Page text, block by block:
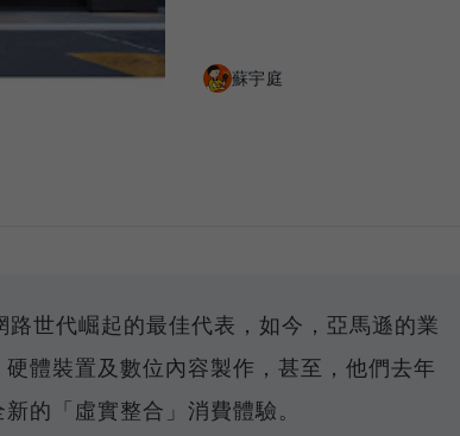
蘇宇庭
世代崛起的最佳代表，如今，亞馬遜的業
體裝置及數位內容製作，甚至，他們去年
的「虛實整合」消費體驗。